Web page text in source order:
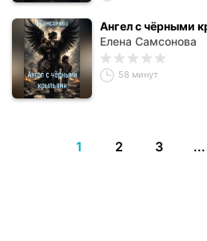
Ангел с чёрными
Елена Самсонова
58 минут
1 2 3 ...